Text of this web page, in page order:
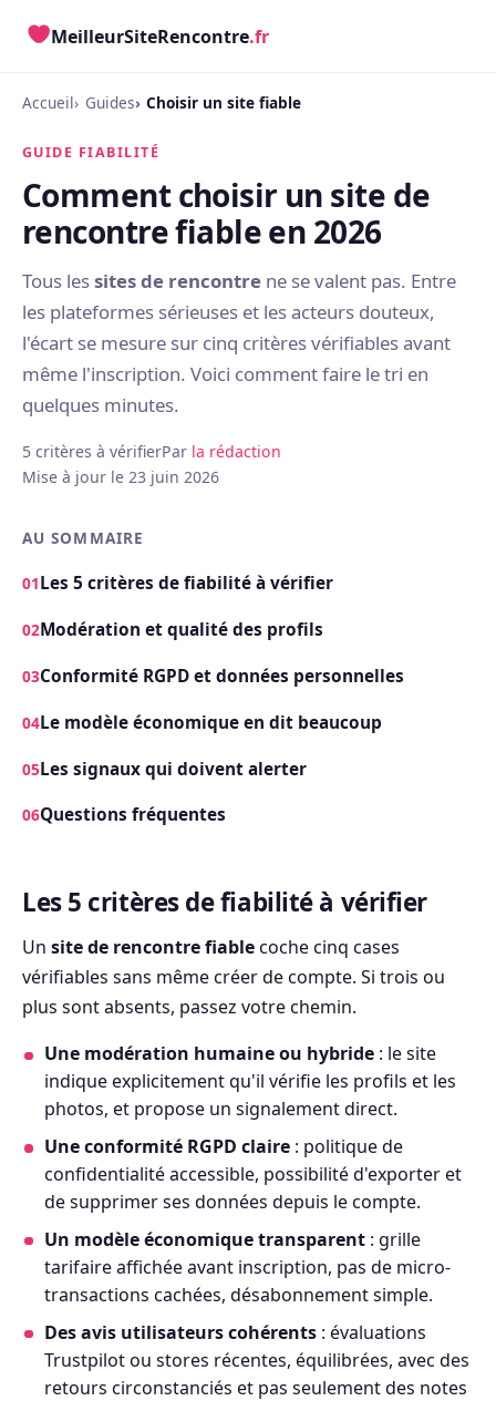
MeilleurSiteRencontre.fr
Accueil Guides Choisir un site fiable
GUIDE FIABILITÉ
Comment choisir un site de
rencontre fiable en 2026
Tous lessites de rencontre ne se valent pas. Entre
les plateformes sérieuses et les acteurs douteux,
l'écart se mesure sur cinq critères vérifiables avant
même l'inscription. Voici comment faire le tri en
quelques minutes.
5 critères à vérifierPar la rédaction
Mise à jour le 23 juin 2026
AU SOMMAIRE
Les 5 critères de fiabilité à vérifier
Modération et qualité des profils
Conformité RGPD et données personnelles
Le modèle économique en dit beaucoup
Les signaux qui doivent alerter
Questions fréquentes
Les 5 critères de fiabilité à vérifier
Un site de rencontre fiablecoche cinq cases
vérifiables sans même créer de compte. Si trois ou
plus sont absents, passez votre chemin.
Une modération humaine ou hybride : le site
indique explicitement qu'il vérifie les profils et les
photos, et propose un signalement direct.
Une conformité RGPD claire : politique de
confidentialité accessible, possibilité d'exporter et
de supprimer ses données depuis le compte.
Un modèle économique transparent : grille
tarifaire affichée avant inscription, pas de micro-
transactions cachées, désabonnement simple.
Des avis utilisateurs cohérents : évaluations
Trustpilot ou stores récentes, équilibrées, avec des
retours circonstanciés et pas seulement des notes